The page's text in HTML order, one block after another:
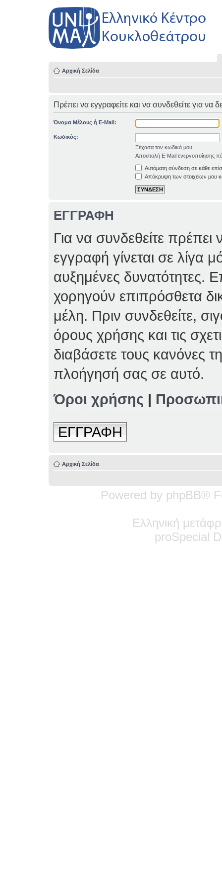
Αρχική Σελίδα
Πρέπει να εγγραφείτε και να συνδεθείτε για να
Όνομα Μέλους ή E-Mail:
Κωδικός:
Ξέχασα τον κωδικό μου
Αποστολή E-Mail ενεργοποίησης
Αυτόματη σύνδεση σε κάθε
Απόκρυψη των στοιχείων μου
ΕΓΓΡΑΦΗ
Για να συνδεθείτε
εγγραφή γίνεται σε λίγα
αυξημένες δυνατότητες.
χορηγούν επιπρόσθετα
μέλη. Πριν συνδεθείτε,
όρους χρήσης και τις
διαβάσετε τους κανόνες
πλοήγησή σας σε αυτό.
Όροι χρήσης |
ΕΓΓΡΑΦΗ
Αρχική Σελίδα
Powered by phpBB®
Ελληνική
proSpecial